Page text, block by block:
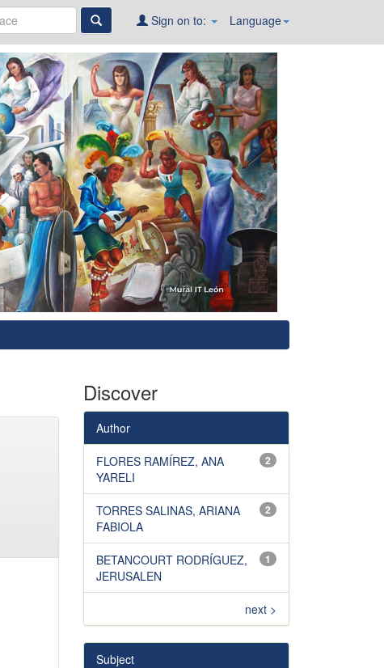
Language
Sign on to:
Discover
Author
2
FLORES RAMÍREZ, ANA
YARELI
2
TORRES SALINAS, ARIANA
FABIOLA
1
BETANCOURT RODRÍGUEZ,
JERUSALEN
next >
Subject